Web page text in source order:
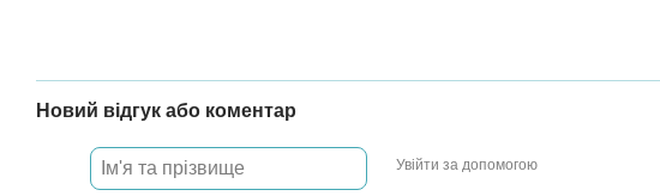
Новий відгук або коментар
Увійти за допомогою